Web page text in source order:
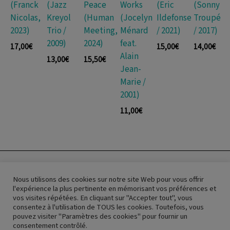
(Franck
Nicolas,
2023)
17,00€
(Jazz
Kreyol
Trio /
2009)
13,00€
Peace
(Human
Meeting,
2024)
15,50€
Works
(Jocelyn
Ménard
feat.
Alain
Jean-
Marie /
2001)
11,00€
(Eric
Ildefonse
/ 2021)
15,00€
(Sonny
Troupé
/ 2017)
14,00€
Conditions
Cookies
Contact
Nous utilisons des cookies sur notre site Web pour vous offrir
l'expérience la plus pertinente en mémorisant vos préférences et
vos visites répétées. En cliquant sur "Accepter tout", vous
consentez à l'utilisation de TOUS les cookies. Toutefois, vous
pouvez visiter "Paramètres des cookies" pour fournir un
consentement contrôlé.